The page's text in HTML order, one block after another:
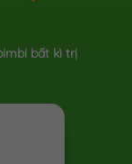
bất kì trị